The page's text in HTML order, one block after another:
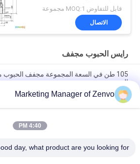
قابل للتفاوض MOQ:1 مجموعة
الاتصال
رايس الحبوب مجفف
الحيوية
من طريقة التدفئة الذكية والهواء الساخن
أجهزة تجفيف الحبوب التي
Marketing Manager of Zenvo
4:40 PM
day, what product are you looking for?